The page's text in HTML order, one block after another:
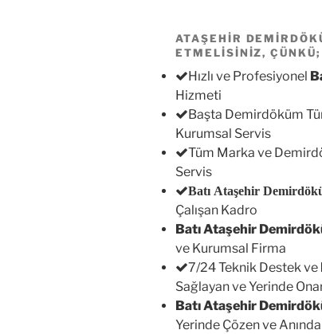
ATAŞEHİR
ETMELİSİNİZ, ÇÜNKÜ;
Hızlı ve Profesiyonel
Hizmeti
Başta Demirdöküm
Kurumsal Servis
Tüm Marka ve
Servis
Batı Ataşehir
Çalışan Kadro
Batı Ataşehir
ve Kurumsal Firma
7/24 Teknik Destek ve
Sağlayan ve Yerinde
Batı Ataşehir
Yerinde Çözen ve